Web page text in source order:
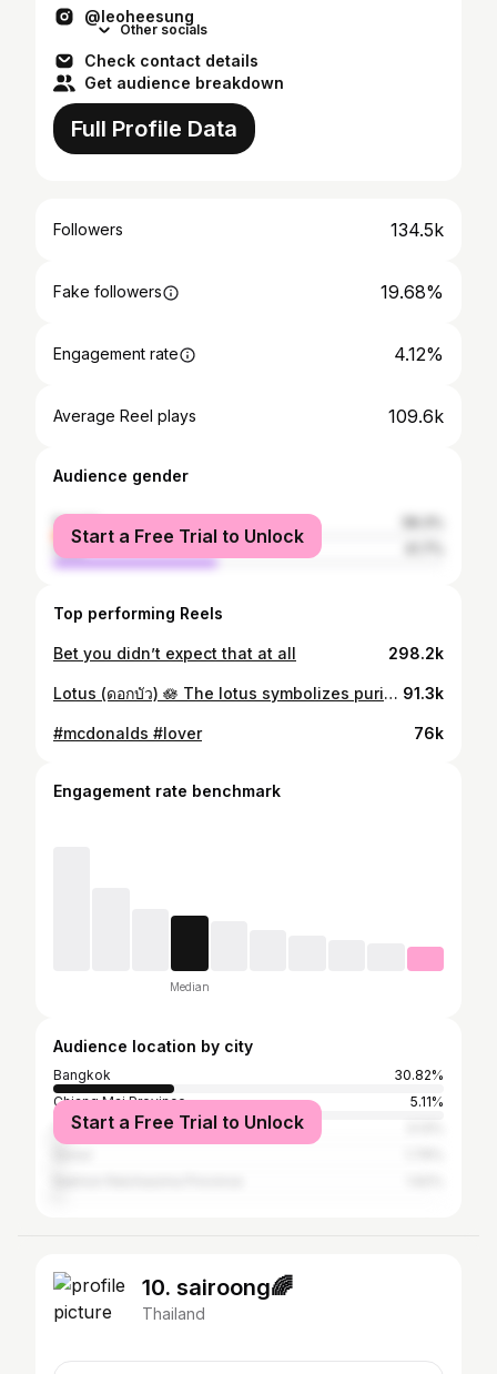
@leoheesung
Other socials
Check contact details
Get audience breakdown
Full Profile Data
Followers 134.5k
Fake followers 19.68%
Engagement rate 4.12%
Average Reel plays 109.6k
Audience gender
female
male
Start a Free Trial to Unlock
Top performing Reels
Bet you didn’t expect that at all 298.2k
Lotus (ดอกบัว) 🪷 The lotus symbolizes purity, wisdom, and inner strength rising from the mud to bloom beautifully☺️ #thailand #lotus #nationalflower #flower #model Thank you all : @ceoherbgold @sprite_snap @bookko @kunajisachon @leo_lista @newfacemakeup.th @khunpragaiimakeupd @bongbank_makeup 91.3k
#mcdonalds #lover 76k
Engagement rate benchmark
Median
Audience location by city
Bangkok
30.82%
Chiang Mai Province
5.11%
Chon Buri Province
Start a Free Trial to Unlock
10. sairoong🌈
Thailand